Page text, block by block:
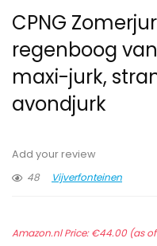
CPNG
regenboog
maxi-jurk,
avondjurk
Add your review
48
Vijverfonteinen
Amazon.nl Price:€44.00(as of